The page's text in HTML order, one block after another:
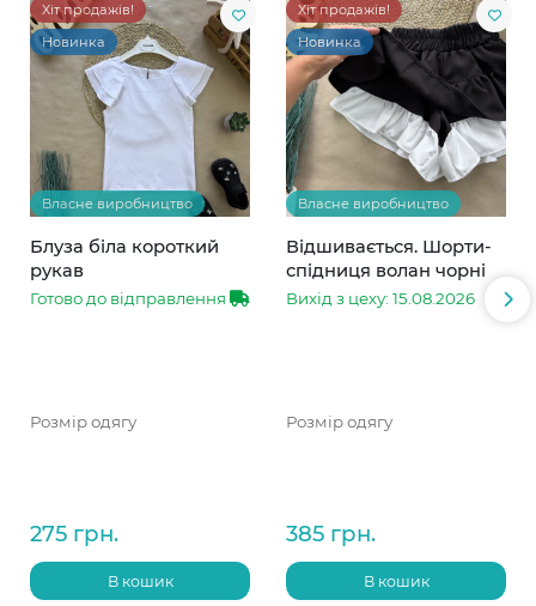
Хіт продажів!
Новинка
Власне виробництво
Блуза біла короткий
рукав
Готово до відправлення
Розмір одягу
275 грн.
В кошик
Хіт продажів!
Новинка
Власне виробництво
Відшивається. Шорти-
спідниця волан чорні
Вихід з цеху: 15.08.2026
Розмір одягу
385 грн.
В кошик